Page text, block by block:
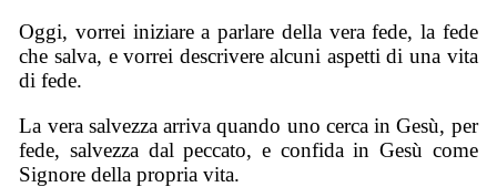
Oggi, vorrei iniziare a parlare della vera fede, la fede
che salva, e vorrei descrivere alcuni aspetti di una vita
di fede.
La vera salvezza arriva quando uno cerca in Gesù, per
fede, salvezza dal peccato, e confida in Gesù come
Signore della propria vita.